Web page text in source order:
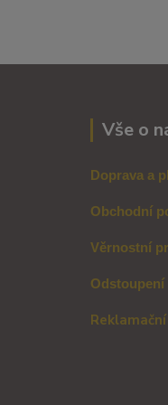
Vše o
Doprava a
Obchodní
Věrnostní